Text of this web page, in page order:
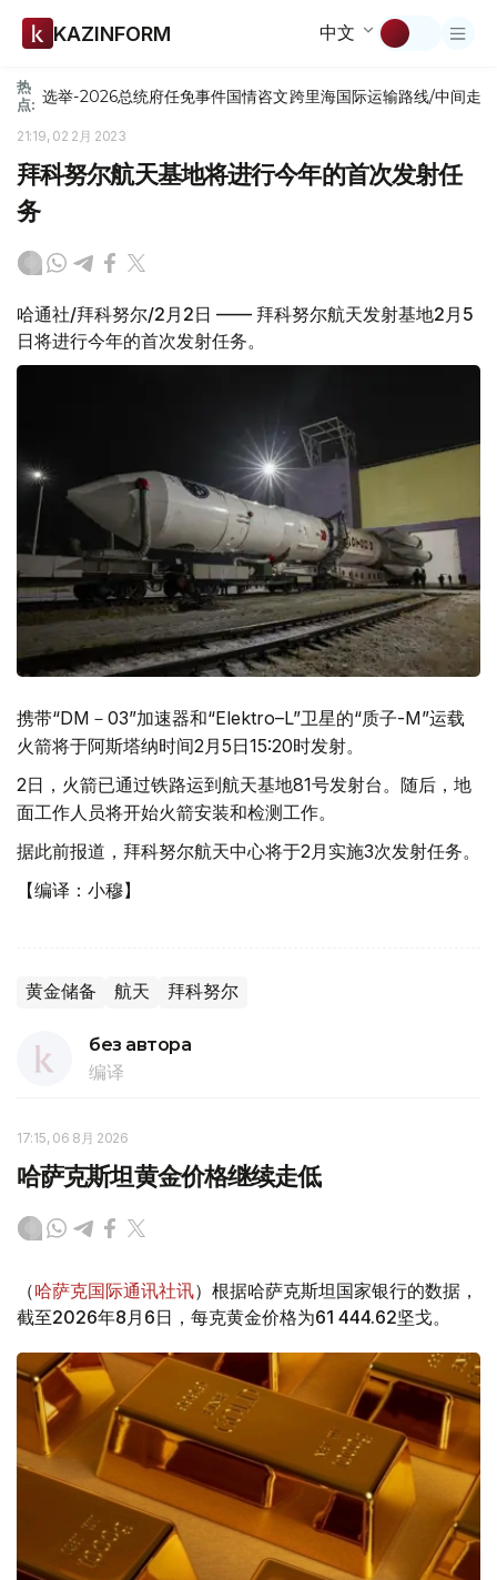
KAZINFORM 中文
热
点: 选举-2026总统府任免事件国情咨文跨里海国际运输路线/中间走廊
21:19, 02 2月 2023
拜科努尔航天基地将进行今年的首次发射任
务
哈通社/拜科努尔/2月2日 —— 拜科努尔航天发射基地2月5
日将进行今年的首次发射任务。
携带“DM－03”加速器和“Elektro–L”卫星的“质子-M”运载
火箭将于阿斯塔纳时间2月5日15:20时发射。
2日，火箭已通过铁路运到航天基地81号发射台。随后，地
面工作人员将开始火箭安装和检测工作。
据此前报道，拜科努尔航天中心将于2月实施3次发射任务。
【编译：小穆】
黄金储备 航天 拜科努尔
без автора
编译
17:15, 06 8月 2026
哈萨克斯坦黄金价格继续走低
（哈萨克国际通讯社讯）根据哈萨克斯坦国家银行的数据，
截至2026年8月6日，每克黄金价格为61 444.62坚戈。